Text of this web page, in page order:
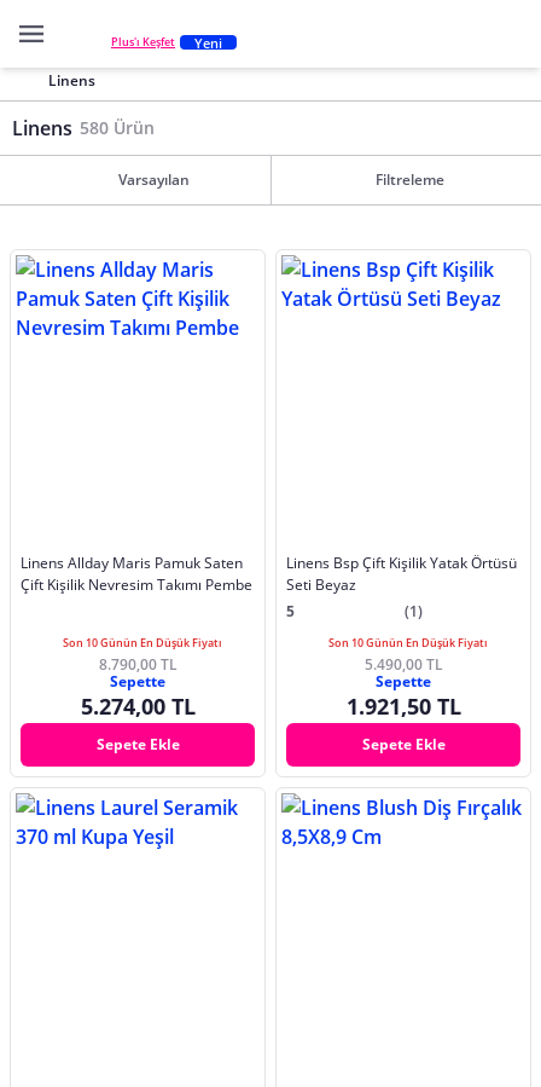
Plus'ı Keşfet Yeni
Linens
Linens 580 Ürün
Varsayılan Filtreleme
Linens Allday Maris Pamuk Saten
Çift Kişilik Nevresim Takımı Pembe
Son 10 Günün En Düşük Fiyatı
8.790,00 TL
Sepette
5.274,00 TL
Sepete Ekle
Linens Bsp Çift Kişilik Yatak Örtüsü
Seti Beyaz
5
(1)
Son 10 Günün En Düşük Fiyatı
5.490,00 TL
Sepette
1.921,50 TL
Sepete Ekle